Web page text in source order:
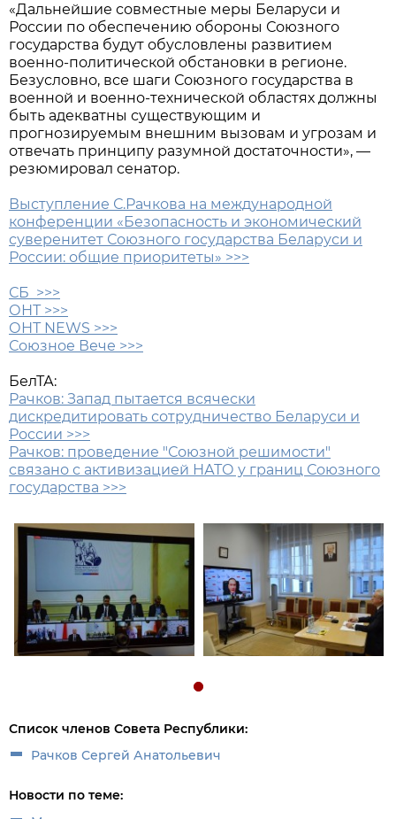
«Дальнейшие совместные меры Беларуси и
России по обеспечению обороны Союзного
государства будут обусловлены развитием
военно-политической обстановки в регионе.
Безусловно, все шаги Союзного государства в
военной и военно-технической областях должны
быть адекватны существующим и
прогнозируемым внешним вызовам и угрозам и
отвечать принципу разумной достаточности», —
резюмировал сенатор.
Выступление С.Рачкова на международной
конференции «Безопасность и экономический
суверенитет Союзного государства Беларуси и
России: общие приоритеты» >>>
СБ >>>
ОНТ >>>
ОНТ NEWS >>>
Союзное Вече >>>
БелТА:
Рачков: Запад пытается всячески
дискредитировать сотрудничество Беларуси и
России >>>
Рачков: проведение "Союзной решимости"
связано с активизацией НАТО у границ Союзного
государства >>>
Список членов Совета Республики:
Рачков Сергей Анатольевич
Новости по теме: